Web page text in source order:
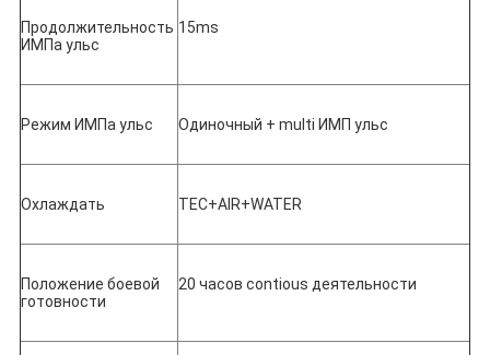
Продолжительность
ИМПа ульс
15ms
Режим ИМПа ульс Одиночный + multi ИМП ульс
Охлаждать TEC+AIR+WATER
Положение боевой
готовности
20 часов contious деятельности